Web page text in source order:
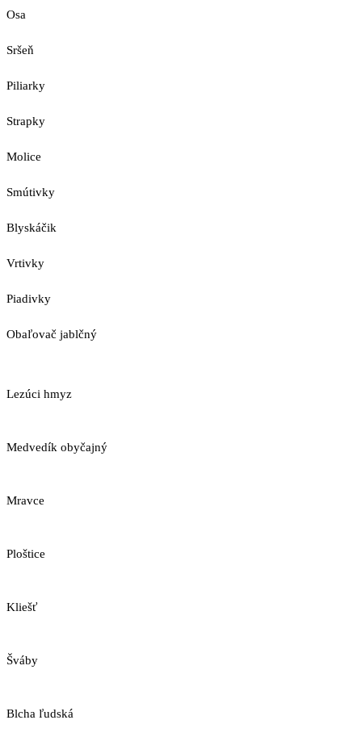
Osa
Sršeň
Piliarky
Strapky
Molice
Smútivky
Blyskáčik
Vrtivky
Piadivky
Obaľovač jablčný
Lezúci hmyz
Medvedík obyčajný
Mravce
Ploštice
Kliešť
Šváby
Blcha ľudská